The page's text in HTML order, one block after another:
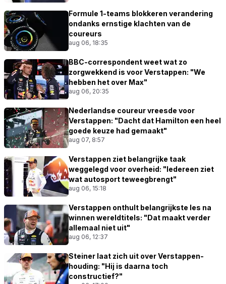
Formule 1-teams blokkeren verandering
ondanks ernstige klachten van de
coureurs
aug 06, 18:35
BBC-correspondent weet wat zo
zorgwekkend is voor Verstappen: "We
hebben het over Max"
aug 06, 20:35
Nederlandse coureur vreesde voor
Verstappen: "Dacht dat Hamilton een heel
goede keuze had gemaakt"
aug 07, 8:57
Verstappen ziet belangrijke taak
weggelegd voor overheid: "Iedereen ziet
wat autosport teweegbrengt"
aug 06, 15:18
Verstappen onthult belangrijkste les na
winnen wereldtitels: "Dat maakt verder
allemaal niet uit"
aug 06, 12:37
Steiner laat zich uit over Verstappen-
houding: "Hij is daarna toch
constructief?"